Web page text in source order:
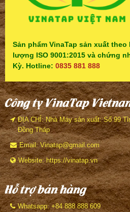
Sản phẩm VinaTap sản xuất
lượng ISO 9001:2015 và chứng
Kỳ. Hotline: 0835 881 888
Công ty VinaTap
ĐỊA CHỈ: Nhà Máy sản xuất: Số 99
Đồng Tháp
Email: Vinatap@gmail.com
Website: https://vinatap.vn
Hỗ trợ bán hàng
Whatsapp: +84 888 888 609